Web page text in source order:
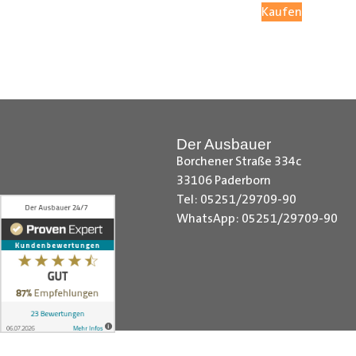
Radkastenschutz: In Ihrem
Ø Mit werkseitigen
Ø Ohne werkseitigen
Kaufen
Der Ausbauer
Borchener Straße 334c
33106 Paderborn
Tel: 05251/29709-90
WhatsApp: 05251/29709-90